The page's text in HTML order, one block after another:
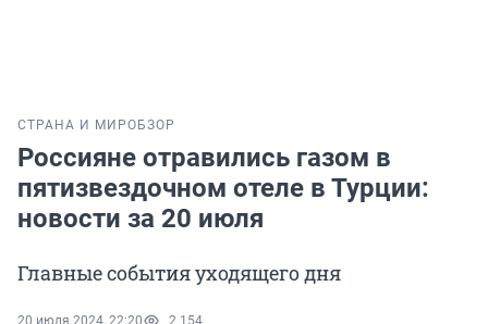
СТРАНА И МИРОБЗОР
Россияне отравились газом в
пятизвездочном отеле в Турции:
новости за 20 июля
Главные события уходящего дня
20 июля 2024, 22:20 2 154